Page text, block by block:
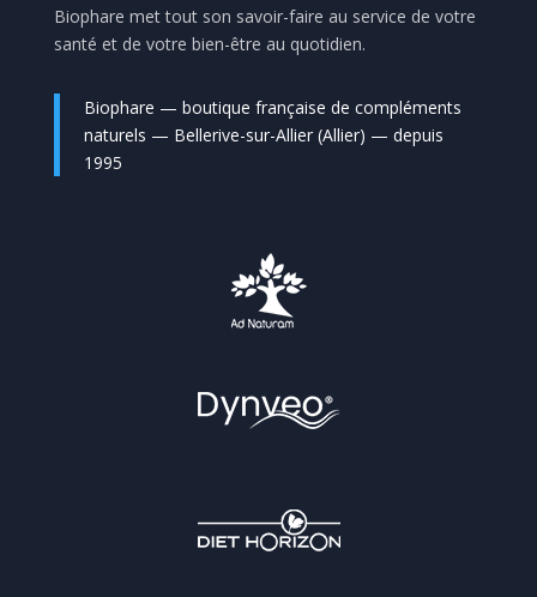
Biophare met tout son savoir-faire au service de votre
santé et de votre bien-être au quotidien.
Biophare — boutique française de compléments
naturels — Bellerive-sur-Allier (Allier) — depuis
1995